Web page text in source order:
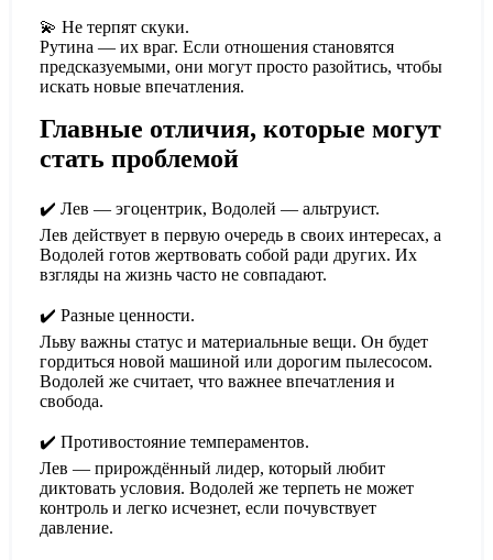
💫 Не терпят скуки.
Рутина — их враг. Если отношения становятся
предсказуемыми, они могут просто разойтись, чтобы
искать новые впечатления.
Главные отличия, которые могут
стать проблемой
✔️ Лев — эгоцентрик, Водолей — альтруист.
Лев действует в первую очередь в своих интересах, а
Водолей готов жертвовать собой ради других. Их
взгляды на жизнь часто не совпадают.
✔️ Разные ценности.
Льву важны статус и материальные вещи. Он будет
гордиться новой машиной или дорогим пылесосом.
Водолей же считает, что важнее впечатления и
свобода.
✔️ Противостояние темпераментов.
Лев — прирождённый лидер, который любит
диктовать условия. Водолей же терпеть не может
контроль и легко исчезнет, если почувствует
давление.